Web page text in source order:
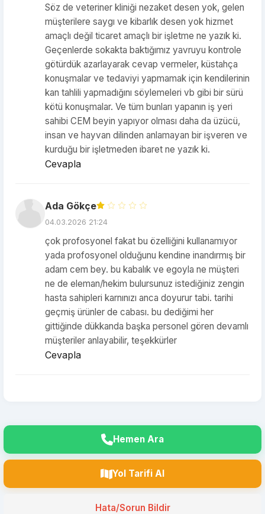
Söz de veteriner kliniği nezaket desen yok, gelen
müşterilere saygı ve kibarlık desen yok hizmet
amaçlı değil ticaret amaçlı bir işletme ne yazık ki.
Geçenlerde sokakta baktığımız yavruyu kontrole
götürdük azarlayarak cevap vermeler, küstahça
konuşmalar ve tedaviyi yapmamak için kendilerinin
kan tahlili yapmadığını söylemeleri vb gibi bir sürü
kötü konuşmalar. Ve tüm bunları yapanın iş yeri
sahibi CEM beyin yapıyor olması daha da üzücü,
insan ve hayvan dilinden anlamayan bir işveren ve
kurduğu bir işletmeden ibaret ne yazık ki.
Cevapla
Ada Gökçe
04.03.2026 21:24
çok profosyonel fakat bu özelliğini kullanamıyor
yada profosyonel olduğunu kendine inandırmış bir
adam cem bey. bu kabalık ve egoyla ne müşteri
ne de eleman/hekim bulursunuz istediğiniz zengin
hasta sahipleri karnınızı anca doyurur tabi. tarihi
geçmiş ürünler de cabası. bu dediğimi her
gittiğinde dükkanda başka personel gören devamlı
müşteriler anlayabilir, teşekkürler
Cevapla
Hemen Ara
Yol Tarifi Al
Hata/Sorun Bildir